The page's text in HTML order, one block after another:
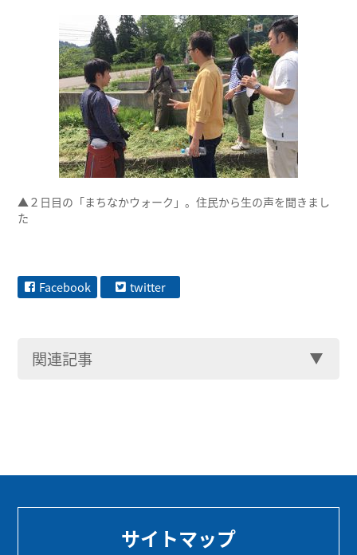
▲２日目の「まちなかウォーク」。住民から生の声を聞きまし
た
Facebook twitter
関連記事
サイトマップ